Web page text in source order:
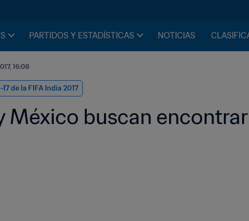
PARTIDOS Y ESTADÍSTICAS NOTICIAS
16:08
de la FIFA India 2017
México buscan